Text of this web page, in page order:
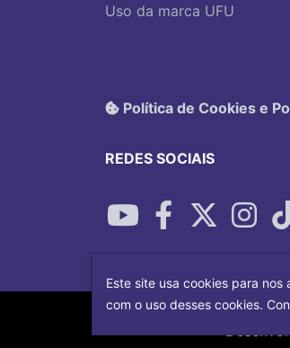
Uso da marca UFU
Política de Cookies e
REDES SOCIAIS
Este site usa cookies para
com o uso desses cookies.